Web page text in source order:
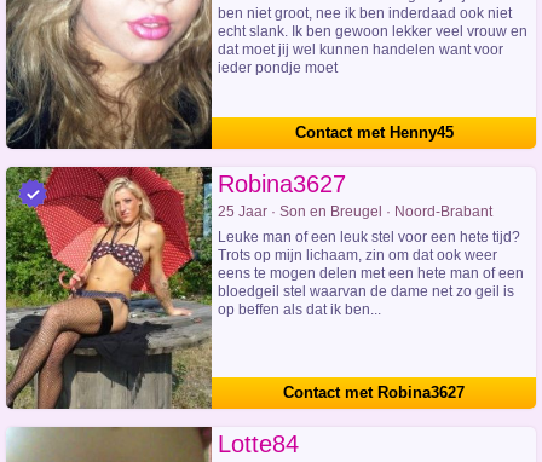
ben niet groot, nee ik ben inderdaad ook niet
echt slank. Ik ben gewoon lekker veel vrouw en
dat moet jij wel kunnen handelen want voor
ieder pondje moet
Contact met Henny45
Robina3627
25 Jaar · Son en Breugel · Noord-Brabant
Leuke man of een leuk stel voor een hete tijd?
Trots op mijn lichaam, zin om dat ook weer
eens te mogen delen met een hete man of een
bloedgeil stel waarvan de dame net zo geil is
op beffen als dat ik ben...
Contact met Robina3627
Lotte84